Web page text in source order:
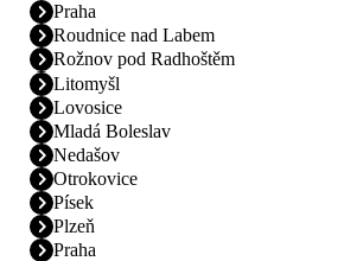
Praha
Roudnice nad Labem
Rožnov pod Radhoštěm
Litomyšl
Lovosice
Mladá Boleslav
Nedašov
Otrokovice
Písek
Plzeň
Praha